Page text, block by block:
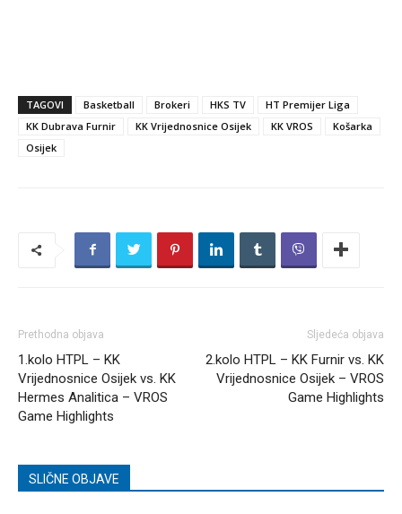
TAGOVI Basketball Brokeri HKS TV
HT Premijer Liga
KK Dubrava Furnir
KK Vrijednosnice Osijek KK VROS
Košarka
Osijek
Prethodna objava
1.kolo HTPL – KK
Vrijednosnice Osijek vs. KK
Hermes Analitica – VROS
Game Highlights
Sljedeća objava
2.kolo HTPL – KK Furnir vs. KK
Vrijednosnice Osijek – VROS
Game Highlights
SLIČNE OBJAVE